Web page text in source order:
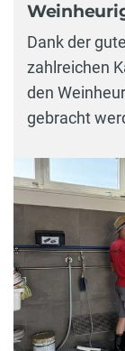
Dank der
zahlreichen
den
gebracht